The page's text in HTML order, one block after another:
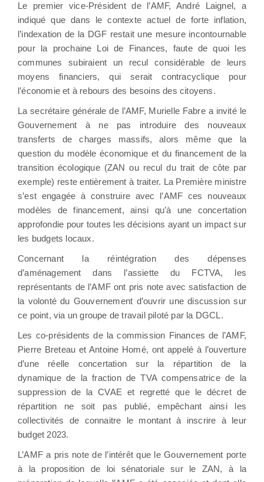
Le premier vice-Président de l’AMF, André Laignel, a
indiqué que dans le contexte actuel de forte inflation,
l’indexation de la DGF restait une mesure incontournable
pour la prochaine Loi de Finances, faute de quoi les
communes subiraient un recul considérable de leurs
moyens financiers, qui serait contracyclique pour
l’économie et à rebours des besoins des citoyens.
La secrétaire générale de l’AMF, Murielle Fabre a invité le
Gouvernement à ne pas introduire des nouveaux
transferts de charges massifs, alors même que la
question du modèle économique et du financement de la
transition écologique (ZAN ou recul du trait de côte par
exemple) reste entièrement à traiter. La Première ministre
s’est engagée à construire avec l’AMF ces nouveaux
modèles de financement, ainsi qu’à une concertation
approfondie pour toutes les décisions ayant un impact sur
les budgets locaux.
Concernant la réintégration des dépenses
d’aménagement dans l’assiette du FCTVA, les
représentants de l’AMF ont pris note avec satisfaction de
la volonté du Gouvernement d’ouvrir une discussion sur
ce point, via un groupe de travail piloté par la DGCL.
Les co-présidents de la commission Finances de l’AMF,
Pierre Breteau et Antoine Homé, ont appelé à l’ouverture
d’une réelle concertation sur la répartition de la
dynamique de la fraction de TVA compensatrice de la
suppression de la CVAE et regretté que le décret de
répartition ne soit pas publié, empêchant ainsi les
collectivités de connaitre le montant à inscrire à leur
budget 2023.
L’AMF a pris note de l’intérêt que le Gouvernement porte
à la proposition de loi sénatoriale sur le ZAN, à la